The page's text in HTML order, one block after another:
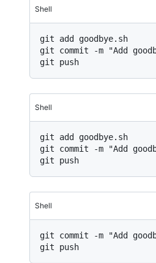
Shell
git add goodbye.sh
git commit -m "Add
Shell
git add goodbye.sh
git commit -m "Add
Shell
git commit -m "Add